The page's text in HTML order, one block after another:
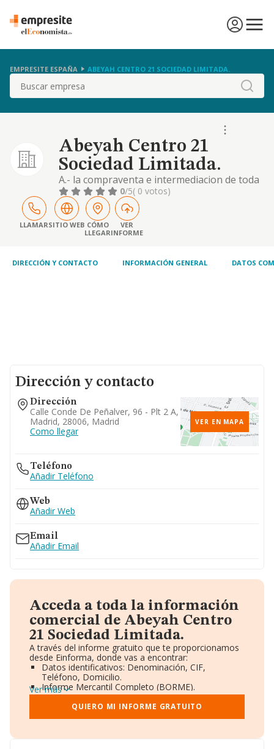
EMPRESITE ESPAÑA ABEYAH CENTRO 21 SOCIEDAD LIMITADA.
Buscar
Abeyah Centro 21
Sociedad Limitada.
A.- la compraventa e intermediacion de toda
clase de fincas rusticas y urbanas, la
promocion y construccion sobre las mismas
de toda clase de edificaciones, su
rehabilitacion, venta o arrendamiento no
financiero, y la co
0/5( 0 votos)
LLAMARSITIO WEB CÓMO
LLEGAR
VER
INFORME
DIRECCIÓN Y CONTACTO INFORMACIÓN GENERAL DATOS
Dirección y contacto
Dirección
Calle Conde De Peñalver, 96 - Plt 2 A,
Madrid, 28006, Madrid
Como llegar
VER EN MAPA
Teléfono
Añadir Teléfono
Web
Añadir Web
Email
Añadir Email
Acceda a toda la información
comercial de Abeyah Centro
21 Sociedad Limitada.
A través del informe gratuito que te proporcionamos
desde Einforma, donde vas a encontrar:
Datos identificativos: Denominación, CIF,
Teléfono, Domicilio.
Informe Mercantil Completo (BORME).
Gráficos de Evolución Ventas y Empleados.
Consejo de Administración y Administradores.
Directivos y Ejecutivos.
Ver más
QUIERO MI INFORME GRATUITO